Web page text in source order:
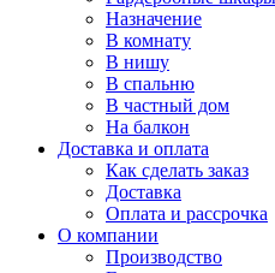
Назначение
В комнату
В нишу
В спальню
В частный дом
На балкон
Доставка и оплата
Как сделать заказ
Доставка
Оплата и рассрочка
О компании
Производство